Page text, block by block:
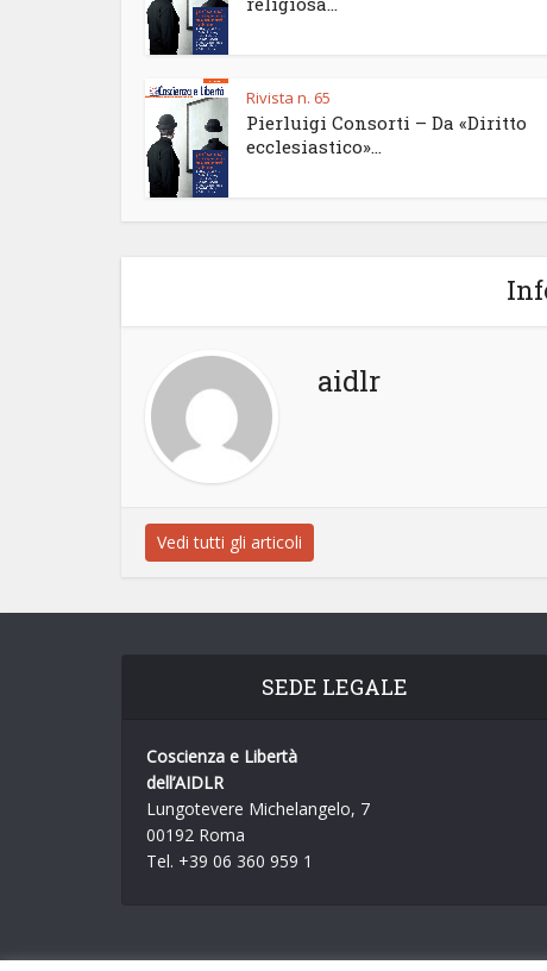
Rivista n. 65
Pierluigi Consorti – Da «Diritto
ecclesiastico»...
aidlr
Vedi tutti gli articoli
SEDE LEGALE
Coscienza e Libertà
dell’AIDLR
Lungotevere Michelangelo, 7
00192 Roma
Tel. +39 06 360 959 1